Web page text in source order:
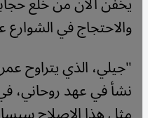
والاحتجاج في
نشأ في عهد روحاني،